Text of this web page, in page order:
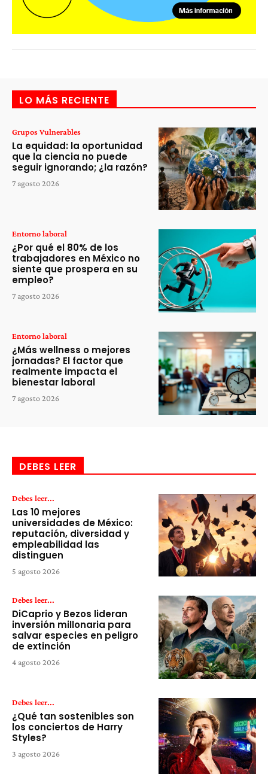
LO MÁS RECIENTE
Grupos Vulnerables
La equidad: la oportunidad
que la ciencia no puede
seguir ignorando; ¿la razón?
7 agosto 2026
Entorno laboral
¿Por qué el 80% de los
trabajadores en México no
siente que prospera en su
empleo?
7 agosto 2026
Entorno laboral
¿Más wellness o mejores
jornadas? El factor que
realmente impacta el
bienestar laboral
7 agosto 2026
DEBES LEER
Debes leer...
Las 10 mejores
universidades de México:
reputación, diversidad y
empleabilidad las
distinguen
5 agosto 2026
Debes leer...
DiCaprio y Bezos lideran
inversión millonaria para
salvar especies en peligro
de extinción
4 agosto 2026
Debes leer...
¿Qué tan sostenibles son
los conciertos de Harry
Styles?
3 agosto 2026